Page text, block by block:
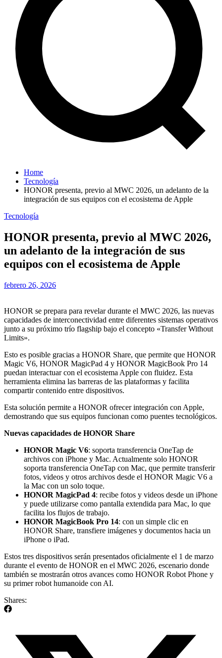
Home
Tecnología
HONOR presenta, previo al MWC 2026, un adelanto de la
integración de sus equipos con el ecosistema de Apple
Tecnología
HONOR presenta, previo al MWC 2026,
un adelanto de la integración de sus
equipos con el ecosistema de Apple
febrero 26, 2026
HONOR se prepara para revelar durante el MWC 2026, las nuevas
capacidades de interconectividad entre diferentes sistemas operativos
junto a su próximo trío flagship bajo el concepto «Transfer Without
Limits».
Esto es posible gracias a HONOR Share, que permite que HONOR
Magic V6, HONOR MagicPad 4 y HONOR MagicBook Pro 14
puedan interactuar con el ecosistema Apple con fluidez. Esta
herramienta elimina las barreras de las plataformas y facilita
compartir contenido entre dispositivos.
Esta solución permite a HONOR ofrecer integración con Apple,
demostrando que sus equipos funcionan como puentes tecnológicos.
Nuevas capacidades de HONOR Share
HONOR Magic V6: soporta transferencia OneTap de
archivos con iPhone y Mac. Actualmente solo HONOR
soporta transferencia OneTap con Mac, que permite transferir
fotos, videos y otros archivos desde el HONOR Magic V6 a
la Mac con un solo toque.
HONOR MagicPad 4: recibe fotos y videos desde un iPhone
y puede utilizarse como pantalla extendida para Mac, lo que
facilita los flujos de trabajo.
HONOR MagicBook Pro 14: con un simple clic en
HONOR Share, transfiere imágenes y documentos hacia un
iPhone o iPad.
Estos tres dispositivos serán presentados oficialmente el 1 de marzo
durante el evento de HONOR en el MWC 2026, escenario donde
también se mostrarán otros avances como HONOR Robot Phone y
su primer robot humanoide con AI.
Shares: